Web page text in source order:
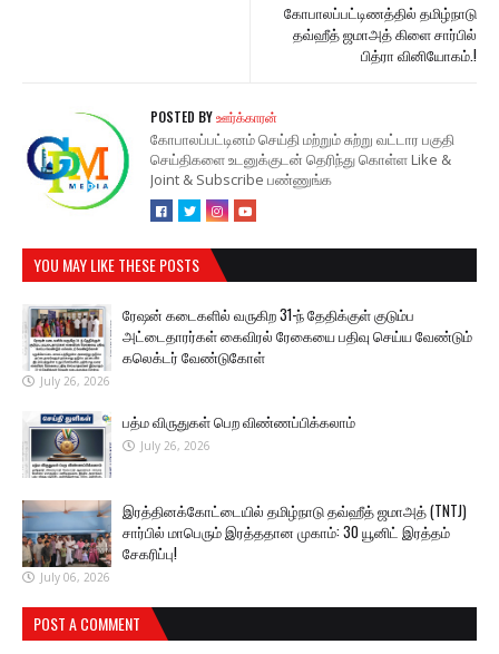
கோபாலப்பட்டிணத்தில் தமிழ்நாடு
தவ்ஹீத் ஜமாஅத் கிளை சார்பில்
பித்ரா வினியோகம்.!
POSTED BYஊர்க்காரன்
கோபாலப்பட்டினம் செய்தி மற்றும் சுற்று வட்டார பகுதி
செய்திகளை உடனுக்குடன் தெரிந்து கொள்ள Like &
Joint & Subscribe பண்ணுங்க
YOU MAY LIKE THESE POSTS
ரேஷன் கடைகளில் வருகிற 31-ந் தேதிக்குள் குடும்ப
அட்டைதாரர்கள் கைவிரல் ரேகையை பதிவு செய்ய வேண்டும்
கலெக்டர் வேண்டுகோள்
July 26, 2026
பத்ம விருதுகள் பெற விண்ணப்பிக்கலாம்
July 26, 2026
இரத்தினக்கோட்டையில் தமிழ்நாடு தவ்ஹீத் ஜமாஅத் (TNTJ)
சார்பில் மாபெரும் இரத்ததான முகாம்: 30 யூனிட் இரத்தம்
சேகரிப்பு!
July 06, 2026
POST A COMMENT